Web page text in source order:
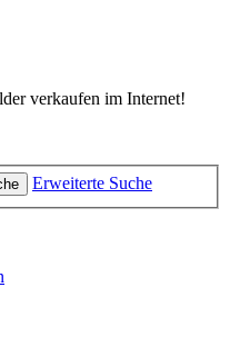
verkaufen im Internet!
Erweiterte Suche